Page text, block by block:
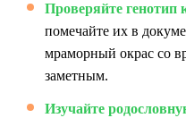
Проверяйте генотип
помечайте их в
мраморный окрас со
заметным.
Изучайте